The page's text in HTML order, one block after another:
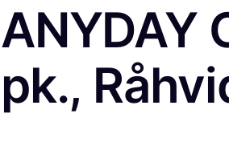
ANYDAY
pk.,